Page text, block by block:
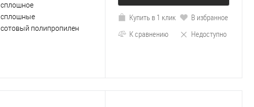
сплошное
сплошные
сотовый полипропилен
Купить в 1 клик
В избранное
К сравнению
Недоступно